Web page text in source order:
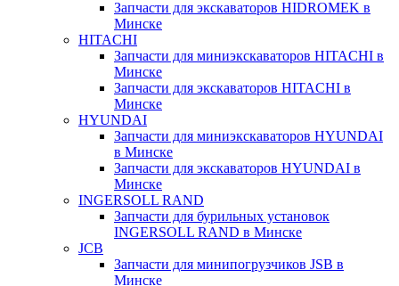
Запчасти для экскаваторов HIDROMEK в
Минске
HITACHI
Запчасти для миниэкскаваторов HITACHI в
Минске
Запчасти для экскаваторов HITACHI в
Минске
HYUNDAI
Запчасти для миниэкскаваторов HYUNDAI
в Минске
Запчасти для экскаваторов HYUNDAI в
Минске
INGERSOLL RAND
Запчасти для бурильных установок
INGERSOLL RAND в Минске
JCB
Запчасти для минипогрузчиков JSB в
Минске